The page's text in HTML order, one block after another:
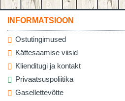
INFORMATSIOON
Ostutingimused
Kättesaamise viisid
Klienditugi ja kontakt
Privaatsuspoliitika
Gasellettevõtte